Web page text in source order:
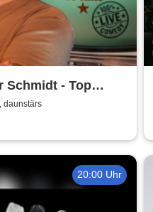
Schmidt - Top
Luxe
daunstärs
20:00 Uhr